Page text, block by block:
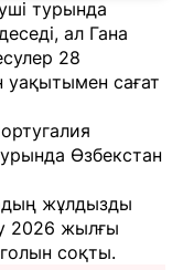
турында
ал Гана
28
уақытымен сағат
Өзбекстан
жұлдызды
2026 жылғы
соқты.